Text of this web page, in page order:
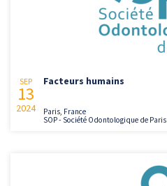
SEP
13
2024
Facteurs humains
Paris, France
SOP - Société Odontologique de Paris